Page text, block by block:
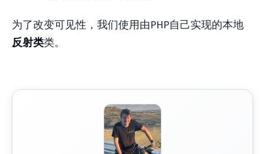
为了改变可见性，我们使用由PHP自己实现的本地
反射类类。